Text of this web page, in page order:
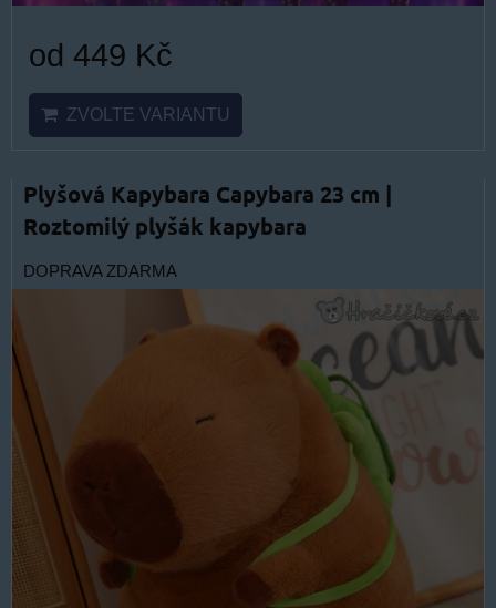
od 449 Kč
ZVOLTE VARIANTU
Plyšová Kapybara Capybara 23 cm |
Roztomilý plyšák kapybara
DOPRAVA ZDARMA